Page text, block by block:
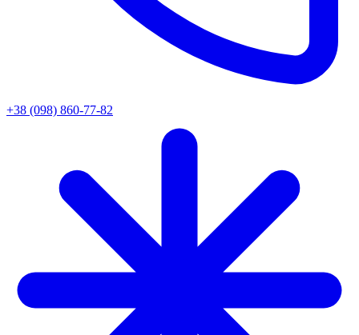
+38 (098) 860-77-82